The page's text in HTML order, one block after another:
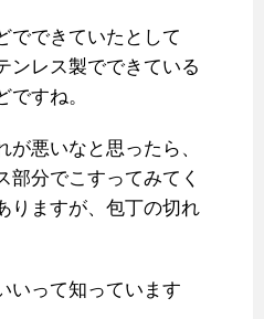
でできていたとして
ンレス製でできている
ですね。
悪いなと思ったら、
部分でこすってみてく
りますが、包丁の切れ
いって知っています